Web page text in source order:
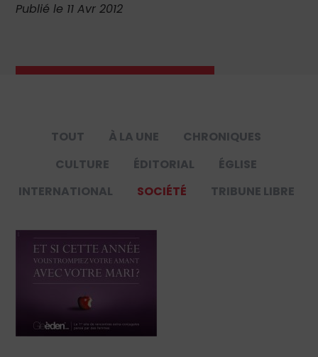
Publié le 11 Avr 2012
TOUT À LA UNE
CHRONIQUES
CULTURE
ÉDITORIAL
ÉGLISE
INTERNATIONAL
SOCIÉTÉ TRIBUNE LIBRE